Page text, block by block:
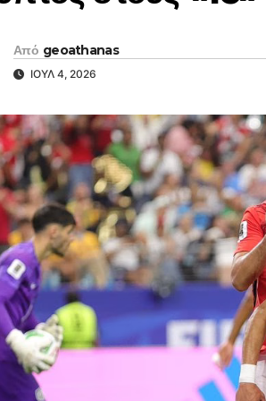
Από geoathanas
ΙΟΎΛ 4, 2026